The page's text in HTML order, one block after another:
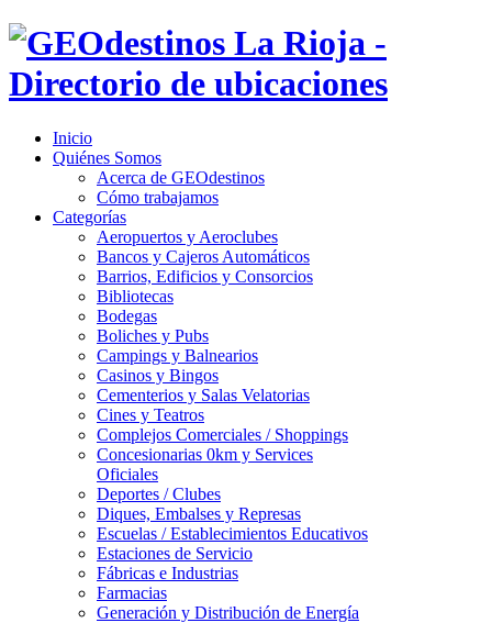
Inicio
Quiénes Somos
Acerca de GEOdestinos
Cómo trabajamos
Categorías
Aeropuertos y Aeroclubes
Bancos y Cajeros Automáticos
Barrios, Edificios y Consorcios
Bibliotecas
Bodegas
Boliches y Pubs
Campings y Balnearios
Casinos y Bingos
Cementerios y Salas Velatorias
Cines y Teatros
Complejos Comerciales / Shoppings
Concesionarias 0km y Services
Oficiales
Deportes / Clubes
Diques, Embalses y Represas
Escuelas / Establecimientos Educativos
Estaciones de Servicio
Fábricas e Industrias
Farmacias
Generación y Distribución de Energía